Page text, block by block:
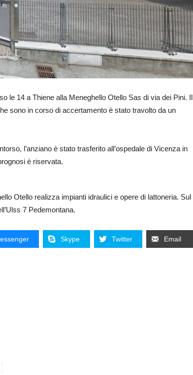
le 14 a Thiene alla Meneghello Otello Sas di via dei Pini. Il
sono in corso di accertamento è stato travolto da un
l’anziano è stato trasferito all’ospedale di Vicenza in
è riservata.
Otello realizza impianti idraulici e opere di lattoneria. Sul
7 Pedemontana.
Skype Twitter Email